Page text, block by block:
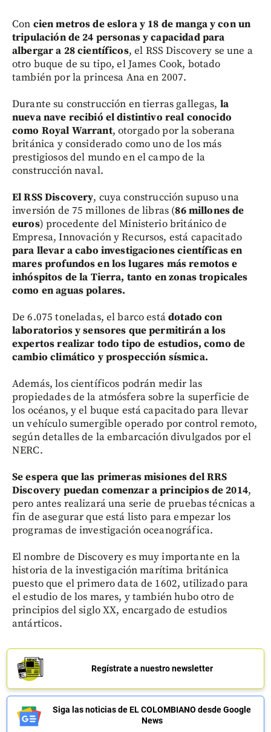
Con cien metros de eslora y 18 de manga y con un
tripulación de 24 personas y capacidad para
albergar a 28 científicos, el RSS Discovery se une a
otro buque de su tipo, el James Cook, botado
también por la princesa Ana en 2007.
Durante su construcción en tierras gallegas, la
nueva nave recibió el distintivo real conocido
como Royal Warrant, otorgado por la soberana
británica y considerado como uno de los más
prestigiosos del mundo en el campo de la
construcción naval.
El RSS Discovery, cuya construcción supuso una
inversión de 75 millones de libras (86 millones de
euros) procedente del Ministerio británico de
Empresa, Innovación y Recursos, está capacitado
para llevar a cabo investigaciones científicas en
mares profundos en los lugares más remotos e
inhóspitos de la Tierra, tanto en zonas tropicales
como en aguas polares.
De 6.075 toneladas, el barco estádotado con
laboratorios y sensores que permitirán a los
expertos realizar todo tipo de estudios, como de
cambio climático y prospección sísmica.
Además, los científicos podrán medir las
propiedades de la atmósfera sobre la superficie de
los océanos, y el buque está capacitado para llevar
un vehículo sumergible operado por control remoto,
según detalles de la embarcación divulgados por el
NERC.
Se espera que las primeras misiones del RRS
Discovery puedan comenzar a principios de 2014,
pero antes realizará una serie de pruebas técnicas a
fin de asegurar que está listo para empezar los
programas de investigación oceanográfica.
El nombre de Discovery es muy importante en la
historia de la investigación marítima británica
puesto que el primero data de 1602, utilizado para
el estudio de los mares, y también hubo otro de
principios del siglo XX, encargado de estudios
antárticos.
Regístrate a nuestro newsletter
Siga las noticias de EL COLOMBIANO desde Google
News